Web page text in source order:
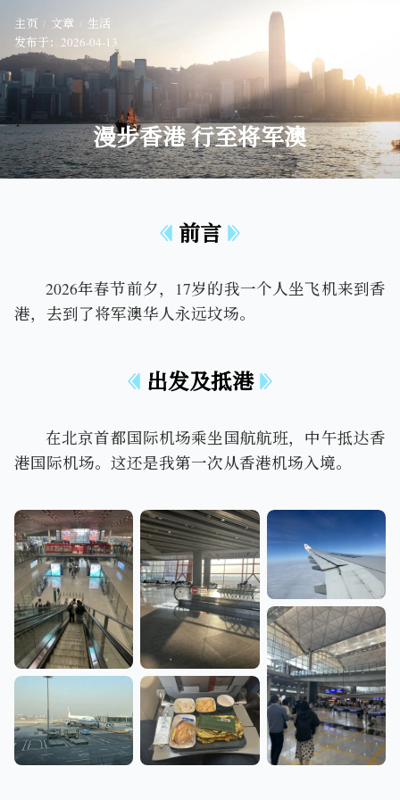
主页 文章
生活
发布于： 2026-04-13
漫步香港 行至将军澳
前言
2026年春节前夕，17岁的我一个人坐飞机来到香
港，去到了将军澳华人永远坟场。
出发及抵港
在北京首都国际机场乘坐国航航班，中午抵达香
港国际机场。这还是我第一次从香港机场入境。
T3国际出发
要乘坐的国航A330
T3E航站楼
比国内线好吃一点的
飞机餐
窗外景色
香港国际机场